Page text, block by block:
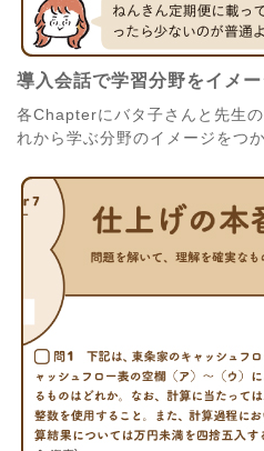
導入会話で学習分野をイメ
各Chapterにバタ子さんと先生
れから学ぶ分野のイメージをつ